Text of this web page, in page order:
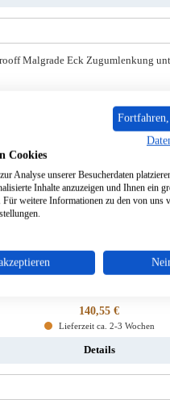
Regulärer Preis:
140,55 €
Lieferzeit ca. 2-3 Wochen
Details
Cookies
Analyse unserer Besucherdaten
Inhalte anzuzeigen und Ihnen ein
Für weitere Informationen zu den von uns